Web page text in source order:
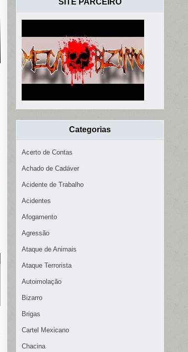
SITE PARCEIRO
Categorias
Acerto de Contas
Achado de Cadáver
Acidente de Trabalho
Acidentes
Afogamento
Agressão
Ataque de Animais
Ataque Terrorista
Autoimolação
Bizarro
Brigas
Cartel Mexicano
Chacina